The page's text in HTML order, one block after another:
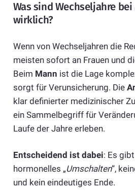
Was sind Wechseljahre
wirklich?
Wenn von Wechseljahren die
meisten sofort an Frauen und
Beim Mann ist die Lage
sorgt für Verunsicherung. Die
klar definierter medizinischer
ein Sammelbegriff für
Laufe der Jahre erleben.
Entscheidend ist dabei: Es
hormonelles „Umschalten“,
und kein eindeutiges Ende.